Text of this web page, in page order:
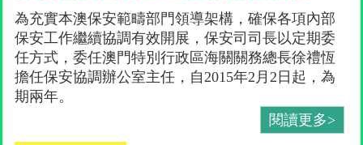
為充實本澳保安範疇部門領導架構，確保各項內部
保安工作繼續協調有效開展，保安司司長以定期委
任方式，委任澳門特別行政區海關關務總長徐禮恆
擔任保安協調辦公室主任，自2015年2月2日起，為
期兩年。
閱讀更多>